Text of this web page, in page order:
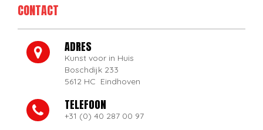
CONTACT
ADRES
Kunst voor in Huis
Boschdijk 233
5612 HC Eindhoven
TELEFOON
+31 (0) 40 287 00 97